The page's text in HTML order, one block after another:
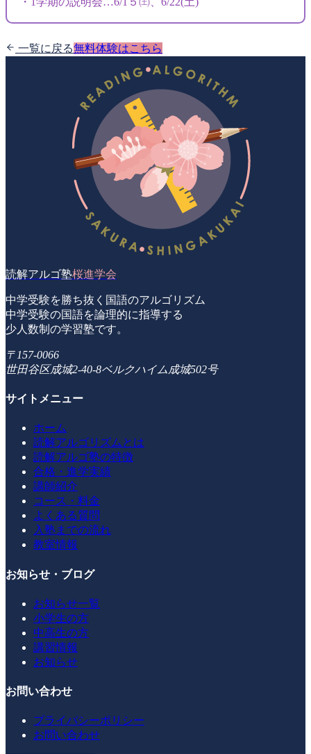
一覧に戻る無料体験はこちら
読解アルゴ塾桜進学会
中学受験を勝ち抜く国語のアルゴリズム
中学受験の国語を論理的に指導する
少人数制の学習塾です。
〒157-0066
世田谷区成城2-40-8ベルクハイム成城502号
サイトメニュー
ホーム
読解アルゴリズムとは
読解アルゴ塾の特徴
合格・進学実績
講師紹介
コース・料金
よくある質問
入塾までの流れ
教室情報
お知らせ・ブログ
お知らせ一覧
小学生の方
中高生の方
講習情報
お知らせ
お問い合わせ
プライバシーポリシー
お問い合わせ